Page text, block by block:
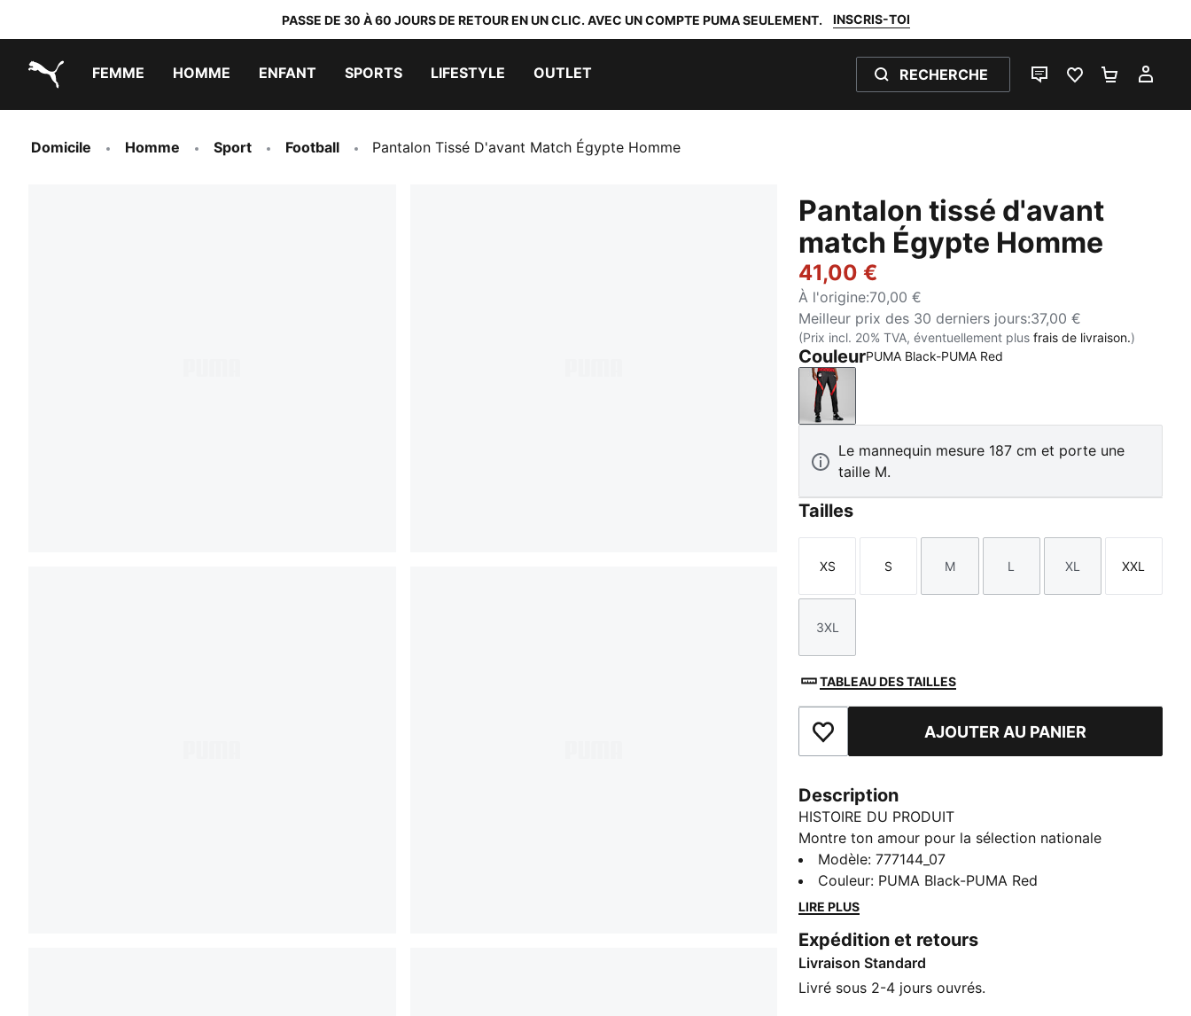
PASSE DE 30 À 60 JOURS DE RETOUR EN UN CLIC. AVEC UN COMPTE PUMA SEULEMENT. INSCRIS-TOI
FEMME HOMME ENFANT SPORTS LIFESTYLE OUTLET RECHERCHE
LIVE CHATFAVORIS 0PANIER 0
Domicile Homme Sport Football Pantalon Tissé D'avant Match Égypte Homme
Pantalon tissé d'avant
match Égypte Homme
41,00 €
À l'origine:70,00 €
Meilleur prix des 30 derniers jours:37,00 €
(Prix incl. 20% TVA, éventuellement plusfrais de livraison.)
CouleurPUMA Black-PUMA Red
PUMA Black-PUMA Red
Le mannequin mesure 187 cm et porte une
taille M.
Tailles
Taille
XS
Taille
S
Taille
M
Taille
L
Taille
XL
Taille
XXL
Taille
3XL
TABLEAU DES TAILLES
Ajouter aux favorisAJOUTER AU PANIER
Description
HISTOIRE DU PRODUIT
Montre ton amour pour la sélection nationale
égyptienne avec le dernier pantalon de football de
PUMA. Il est doté du logo de l'équipe, de poches
zippées et d’une taille élastique à cordon de serrage
parfait pour les fans qui ne vivent que pour le foot.
CARACTÉRISTIQUES + AVANTAGES
Fabriqué à partir de matériaux 100 % recyclés, hors
Modèle:777144_07
Couleur: PUMA Black-PUMA Red
LIRE PLUS
Expédition et retours
Livraison Standard
Livré sous 2-4 jours ouvrés.